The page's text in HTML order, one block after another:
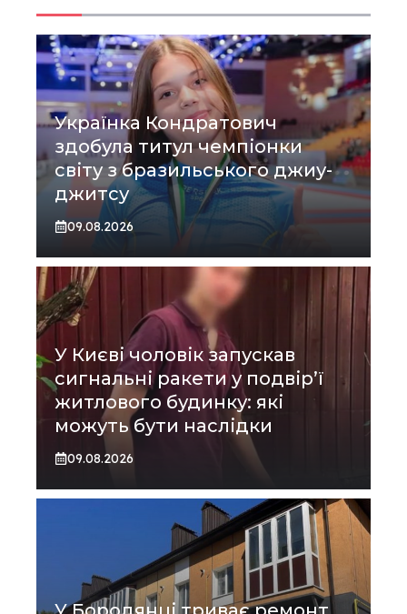
Українка Кондратович
здобула титул чемпіонки
світу з бразильського джиу-
джитсу
09.08.2026
У Києві чоловік запускав
сигнальні ракети у подвір’ї
житлового будинку: які
можуть бути наслідки
09.08.2026